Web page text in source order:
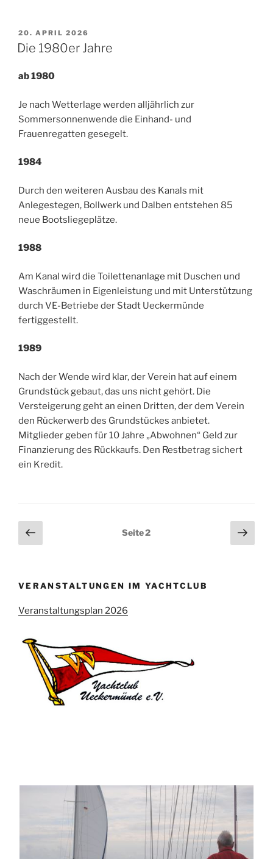
VERÖFFENTLICHT
AM
20. APRIL 2026
Die 1980er Jahre
ab 1980
Je nach Wetterlage werden alljährlich zur
Sommersonnenwende die Einhand- und
Frauenregatten gesegelt.
1984
Durch den weiteren Ausbau des Kanals mit
Anlegestegen, Bollwerk und Dalben entstehen 85
neue Bootsliegeplätze.
1988
Am Kanal wird die Toilettenanlage mit Duschen und
Waschräumen in Eigenleistung und mit Unterstützung
durch VE-Betriebe der Stadt Ueckermünde
fertiggestellt.
1989
Nach der Wende wird klar, der Verein hat auf einem
Grundstück gebaut, das uns nicht gehört. Die
Versteigerung geht an einen Dritten, der dem Verein
den Rückerwerb des Grundstückes anbietet.
Mitglieder geben für 10 Jahre „Abwohnen“ Geld zur
Finanzierung des Rückkaufs. Den Restbetrag sichert
ein Kredit.
Seitennummerierung
der
Vorherige
Seite
Seite2
VERANSTALTUNGEN IM YACHTCLUB
Veranstaltungsplan 2026